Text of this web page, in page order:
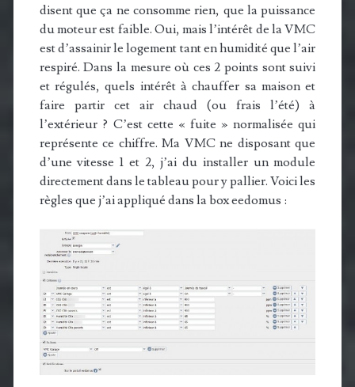
disent que ça ne consomme rien, que la puissance
du moteur est faible. Oui, mais l’intérêt de la VMC
est d’assainir le logement tant en humidité que l’air
respiré. Dans la mesure où ces 2 points sont suivi
et régulés, quels intérêt à chauffer sa maison et
faire partir cet air chaud (ou frais l’été) à
l’extérieur ? C’est cette « fuite » normalisée qui
représente ce chiffre. Ma VMC ne disposant que
d’une vitesse 1 et 2, j’ai du installer un module
directement dans le tableau pour y pallier. Voici les
règles que j’ai appliqué dans la box eedomus :